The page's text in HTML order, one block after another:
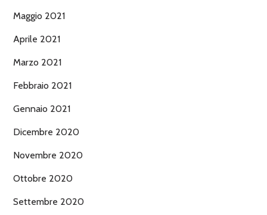
Maggio 2021
Aprile 2021
Marzo 2021
Febbraio 2021
Gennaio 2021
Dicembre 2020
Novembre 2020
Ottobre 2020
Settembre 2020